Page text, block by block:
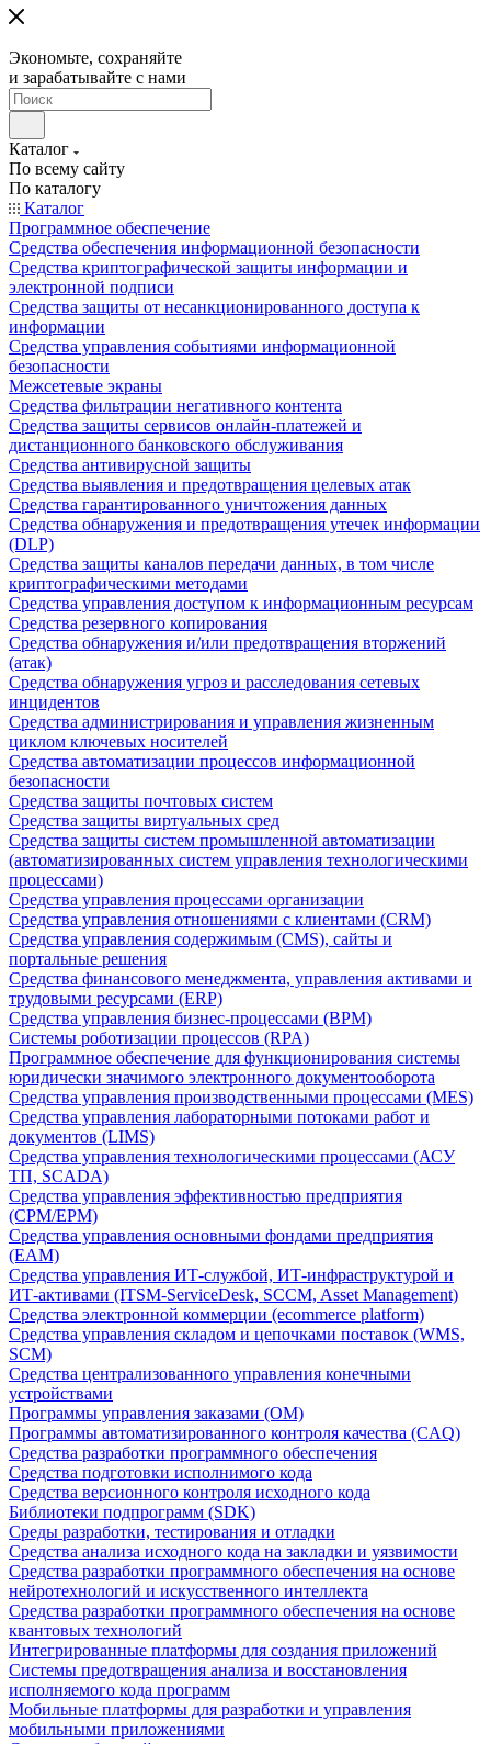
Экономьте, сохраняйте
и зарабатывайте с нами
Каталог
По всему сайту
По каталогу
Каталог
Программное обеспечение
Средства обеспечения информационной безопасности
Средства криптографической защиты информации и
электронной подписи
Средства защиты от несанкционированного доступа к
информации
Средства управления событиями информационной
безопасности
Межсетевые экраны
Средства фильтрации негативного контента
Средства защиты сервисов онлайн-платежей и
дистанционного банковского обслуживания
Средства антивирусной защиты
Средства выявления и предотвращения целевых атак
Средства гарантированного уничтожения данных
Средства обнаружения и предотвращения утечек информации
(DLP)
Средства защиты каналов передачи данных, в том числе
криптографическими методами
Средства управления доступом к информационным ресурсам
Средства резервного копирования
Средства обнаружения и/или предотвращения вторжений
(атак)
Средства обнаружения угроз и расследования сетевых
инцидентов
Средства администрирования и управления жизненным
циклом ключевых носителей
Средства автоматизации процессов информационной
безопасности
Средства защиты почтовых систем
Средства защиты виртуальных сред
Средства защиты систем промышленной автоматизации
(автоматизированных систем управления технологическими
процессами)
Средства управления процессами организации
Средства управления отношениями с клиентами (CRM)
Средства управления содержимым (CMS), сайты и
портальные решения
Средства финансового менеджмента, управления активами и
трудовыми ресурсами (ERP)
Средства управления бизнес-процессами (BPM)
Системы роботизации процессов (RPA)
Программное обеспечение для функционирования системы
юридически значимого электронного документооборота
Средства управления производственными процессами (MES)
Средства управления лабораторными потоками работ и
документов (LIMS)
Средства управления технологическими процессами (АСУ
ТП, SCADA)
Средства управления эффективностью предприятия
(CPM/EPM)
Средства управления основными фондами предприятия
(EAM)
Средства управления ИТ-службой, ИТ-инфраструктурой и
ИТ-активами (ITSM-ServiceDesk, SCCM, Asset Management)
Средства электронной коммерции (ecommerce platform)
Средства управления складом и цепочками поставок (WMS,
SCM)
Средства централизованного управления конечными
устройствами
Программы управления заказами (OM)
Программы автоматизированного контроля качества (CAQ)
Средства разработки программного обеспечения
Средства подготовки исполнимого кода
Средства версионного контроля исходного кода
Библиотеки подпрограмм (SDK)
Среды разработки, тестирования и отладки
Средства анализа исходного кода на закладки и уязвимости
Средства разработки программного обеспечения на основе
нейротехнологий и искусственного интеллекта
Средства разработки программного обеспечения на основе
квантовых технологий
Интегрированные платформы для создания приложений
Системы предотвращения анализа и восстановления
исполняемого кода программ
Мобильные платформы для разработки и управления
мобильными приложениями